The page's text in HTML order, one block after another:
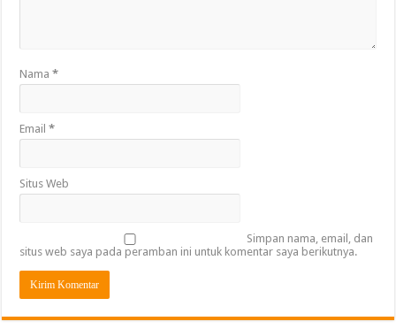
Nama*
Email*
Situs Web
Simpan nama, email, dan
situs web saya pada peramban ini untuk komentar saya berikutnya.